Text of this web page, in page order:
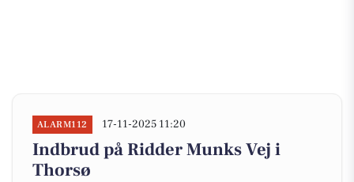
ALARM112 17-11-2025 11:20
Indbrud på Ridder Munks Vej i
Thorsø